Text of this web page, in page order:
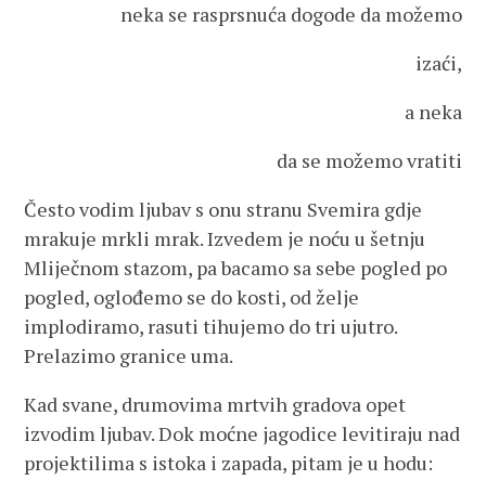
neka se rasprsnuća dogode da možemo
izaći,
a neka
da se možemo vratiti
Često vodim ljubav s onu stranu Svemira gdje
mrakuje mrkli mrak. Izvedem je noću u šetnju
Mliječnom stazom, pa bacamo sa sebe pogled po
pogled, oglođemo se do kosti, od želje
implodiramo, rasuti tihujemo do tri ujutro.
Prelazimo granice uma.
Kad svane, drumovima mrtvih gradova opet
izvodim ljubav. Dok moćne jagodice levitiraju nad
projektilima s istoka i zapada, pitam je u hodu: